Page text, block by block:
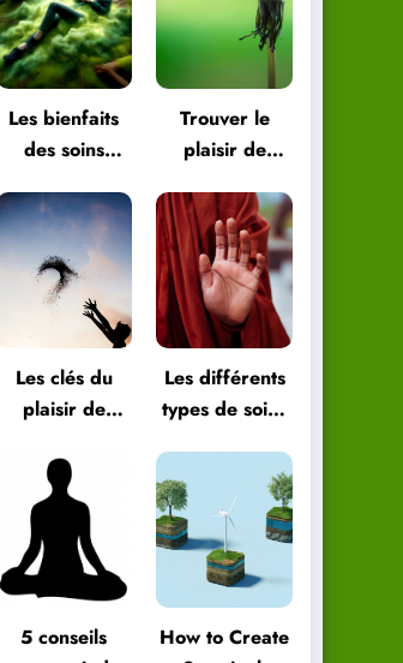
heureux
retrouver
l’équilibre
Les bienfaits
des soins
pour le corps
et l’esprit
Trouver le
plaisir de
petites choses
de la vie
Les clés du
plaisir de
quotidien
Les différents
types de soins
et comment
les choisir
5 conseils
How to Create